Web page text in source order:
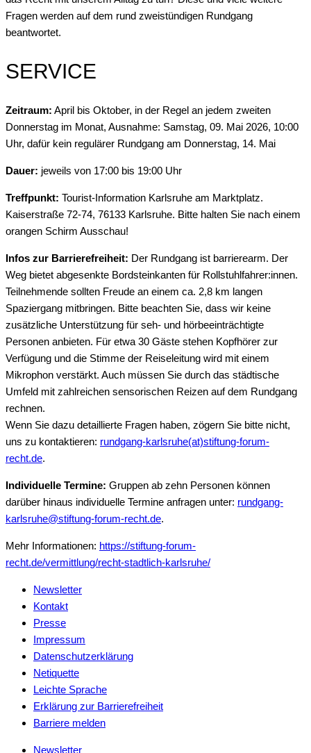
Fragen werden auf dem rund zweistündigen Rundgang
beantwortet.
SERVICE
Zeitraum: April bis Oktober, in der Regel an jedem zweiten
Donnerstag im Monat, Ausnahme: Samstag, 09. Mai 2026, 10:00
Uhr, dafür kein regulärer Rundgang am Donnerstag, 14. Mai
Dauer: jeweils von 17:00 bis 19:00 Uhr
Treffpunkt: Tourist-Information Karlsruhe am Marktplatz.
Kaiserstraße 72-74, 76133 Karlsruhe. Bitte halten Sie nach einem
orangen Schirm Ausschau!
Infos zur Barrierefreiheit: Der Rundgang ist barrierearm. Der
Weg bietet abgesenkte Bordsteinkanten für Rollstuhlfahrer:innen.
Teilnehmende sollten Freude an einem ca. 2,8 km langen
Spaziergang mitbringen. Bitte beachten Sie, dass wir keine
zusätzliche Unterstützung für seh- und hörbeeinträchtigte
Personen anbieten. Für etwa 30 Gäste stehen Kopfhörer zur
Verfügung und die Stimme der Reiseleitung wird mit einem
Mikrophon verstärkt. Auch müssen Sie durch das städtische
Umfeld mit zahlreichen sensorischen Reizen auf dem Rundgang
rechnen.
Wenn Sie dazu detaillierte Fragen haben, zögern Sie bitte nicht,
uns zu kontaktieren: rundgang-karlsruhe(at)stiftung-forum-
recht.de.
Individuelle Termine: Gruppen ab zehn Personen können
darüber hinaus individuelle Termine anfragen unter: rundgang-
karlsruhe@stiftung-forum-recht.de.
Mehr Informationen: https://stiftung-forum-
recht.de/vermittlung/recht-stadtlich-karlsruhe/
Newsletter
Kontakt
Presse
Impressum
Datenschutzerklärung
Netiquette
Leichte Sprache
Erklärung zur Barrierefreiheit
Barriere melden
Newsletter